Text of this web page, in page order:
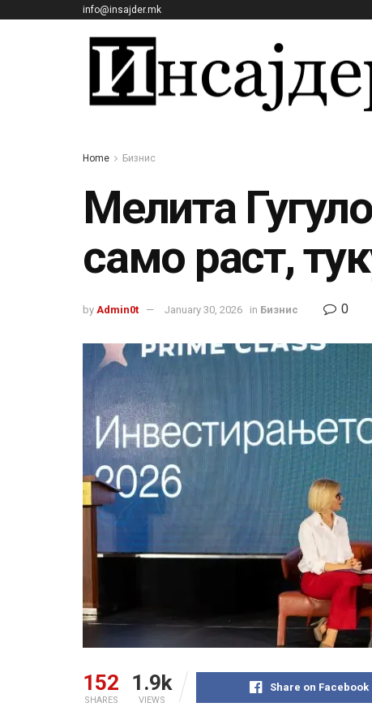
info@insajder.mk
Home Бизнис
Мелита
само раст,
by Admin0t January 30, 2026 in Бизнис 0
152
SHARES
1.9k
VIEWS
Share on Facebook